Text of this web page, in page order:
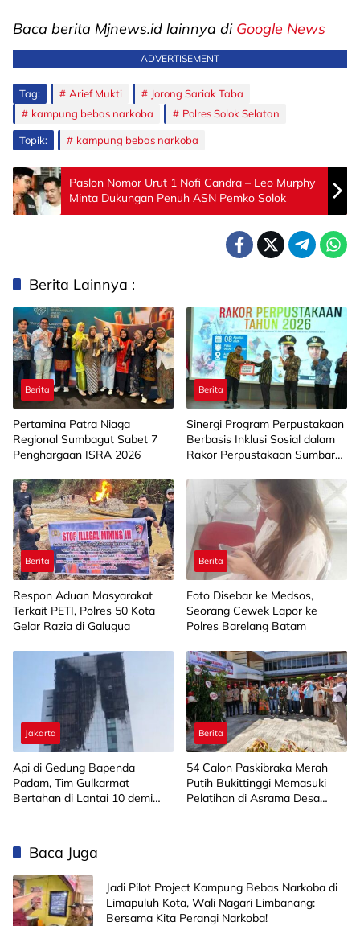
Baca berita Mjnews.id lainnya di Google News
ADVERTISEMENT
Tag: Arief Mukti
Jorong Sariak Taba
kampung bebas narkoba
Polres Solok Selatan
Topik: kampung bebas narkoba
Paslon Nomor Urut 1 Nofi Candra – Leo Murphy
Minta Dukungan Penuh ASN Pemko Solok
Berita Lainnya :
Berita
Pertamina Patra Niaga
Regional Sumbagut Sabet 7
Penghargaan ISRA 2026
Berita
Sinergi Program Perpustakaan
Berbasis Inklusi Sosial dalam
Rakor Perpustakaan Sumbar
Berita
Respon Aduan Masyarakat
Terkait PETI, Polres 50 Kota
Gelar Razia di Galugua
Berita
Foto Disebar ke Medsos,
Seorang Cewek Lapor ke
Polres Barelang Batam
Jakarta
Api di Gedung Bapenda
Padam, Tim Gulkarmat
Bertahan di Lantai 10 demi
Berita
‎54 Calon Paskibraka Merah
Putih Bukittinggi Memasuki
Pelatihan di Asrama Desa
Baca Juga
Jadi Pilot Project Kampung Bebas Narkoba di
Limapuluh Kota, Wali Nagari Limbanang:
Bersama Kita Perangi Narkoba!